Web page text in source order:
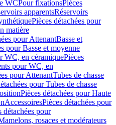
WCPour fixationsPièces
apparentsRéservoirs
Pièces détachées pour
matière
pour AttenantBasse et
pour Basse et moyenne
WC, en céramiquePièces
pour WC, en
pour AttenantTubes de chasse
pour Tubes de chasse
Pièces détachées pour Haute
AccessoiresPièces détachées pour
détachées pour
rosaces et modérateurs